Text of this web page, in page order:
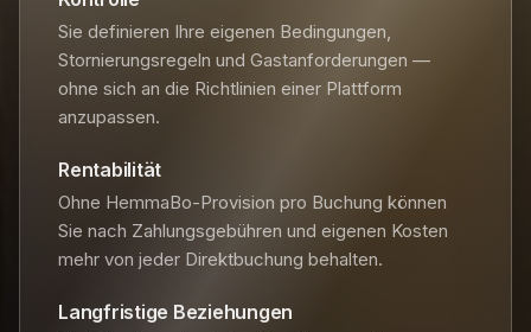
Sie definieren Ihre eigenen Bedingungen,
Stornierungsregeln und Gastanforderungen —
ohne sich an die Richtlinien einer Plattform
anzupassen.
Rentabilität
Ohne HemmaBo-Provision pro Buchung können
Sie nach Zahlungsgebühren und eigenen Kosten
mehr von jeder Direktbuchung behalten.
Langfristige Beziehungen